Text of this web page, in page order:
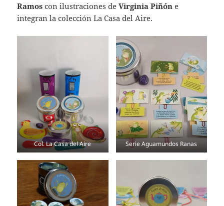
Ramos con ilustraciones deVirginia Piñón e
integran la colección La Casa del Aire.
Col. La Casa del Aire Serie Aguamundos Ranas